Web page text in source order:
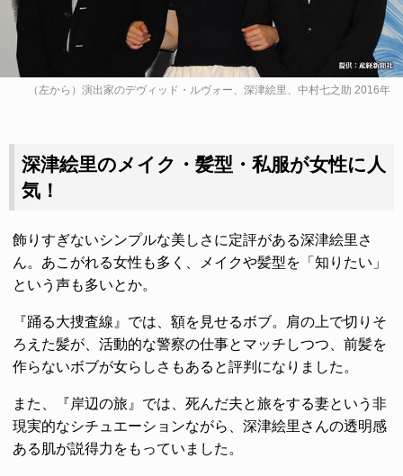
（左から）演出家のデヴィッド・ルヴォー、深津絵里、中村七之助 2016年
深津絵里のメイク・髪型・私服が女性に人
気！
飾りすぎないシンプルな美しさに定評がある深津絵里さ
ん。あこがれる女性も多く、メイクや髪型を「知りたい」
という声も多いとか。
『踊る大捜査線』では、額を見せるボブ。肩の上で切りそ
ろえた髪が、活動的な警察の仕事とマッチしつつ、前髪を
作らないボブが女らしさもあると評判になりました。
また、『岸辺の旅』では、死んだ夫と旅をする妻という非
現実的なシチュエーションながら、深津絵里さんの透明感
ある肌が説得力をもっていました。